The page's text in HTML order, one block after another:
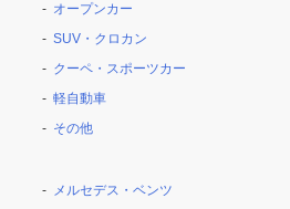
オープンカー
SUV・クロカン
クーペ・スポーツカー
軽自動車
その他
メルセデス・ベンツ